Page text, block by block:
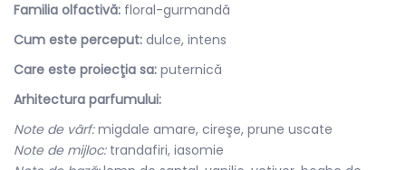
Familia olfactivă: floral-gurmandă
Cum este perceput: dulce, intens
Care este proiecţia sa: puternică
Arhitectura parfumului:
Note de vârf:migdale amare, cireşe, prune uscate
Note de mijloc:trandafiri, iasomie